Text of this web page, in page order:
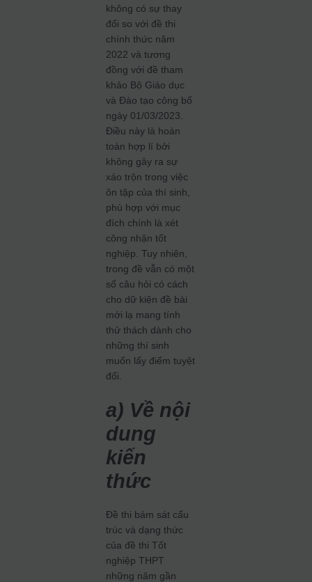
không có sự thay
đổi so với đề thi
chính thức năm
2022 và tương
đồng với đề tham
khảo Bộ Giáo dục
và Đào tạo công bố
ngày 01/03/2023.
Điều này là hoàn
toàn hợp lí bởi
không gây ra sự
xáo trộn trong việc
ôn tập của thí sinh,
phù hợp với mục
đích chính là xét
công nhận tốt
nghiệp. Tuy nhiên,
trong đề vẫn có một
số câu hỏi có cách
cho dữ kiện đề bài
mới lạ mang tính
thử thách dành cho
những thí sinh
muốn lấy điểm tuyệt
đối.
a) Về nội
dung
kiến
thức
Đề thi bám sát cấu
trúc và dạng thức
của đề thi Tốt
nghiệp THPT
những năm gần